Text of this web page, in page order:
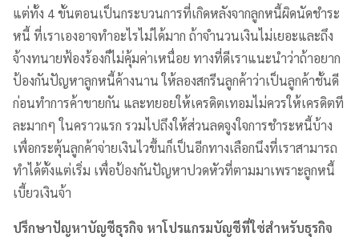
แต่ทั้ง 4 ขั้นตอนเป็นกระบวนการที่เกิดหลังจากลูกหนี้ผิดนัดชำระ
หนี้ ที่เราเองอาจทำอะไรไม่ได้มาก ถ้าจำนวนเงินไม่เยอะและถึง
จ้างทนายฟ้องร้องก็ไม่คุ้มค่าเหนื่อย ทางที่ดีเราแนะนำว่าถ้าอยาก
ป้องกันปัญหาลูกหนี้ค้างนาน ให้ลองสกรีนลูกค้าว่าเป็นลูกค้าชั้นดี
ก่อนทำการค้าขายกัน และทยอยให้เครดิตเทอมไม่ควรให้เครดิตที
ละมากๆ ในคราวแรก รวมไปถึงให้ส่วนลดจูงใจการชำระหนี้บ้าง
เพื่อกระตุ้นลูกค้าจ่ายเงินไวขึ้นก็เป็นอีกทางเลือกนึงที่เราสามารถ
ทำได้ตั้งแต่เริ่ม เพื่อป้องกันปัญหาปวดหัวที่ตามมาเพราะลูกหนี้
เบี้ยวเงินจ้า
ปรึกษาปัญหาบัญชีธุรกิจ หาโปรแกรมบัญชีที่ใช่สำหรับธุรกิจ